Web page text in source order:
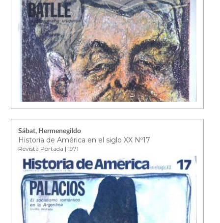
Sábat, Hermenegildo
Historia de América en el siglo XX Nº17
Revista Portada | 1971